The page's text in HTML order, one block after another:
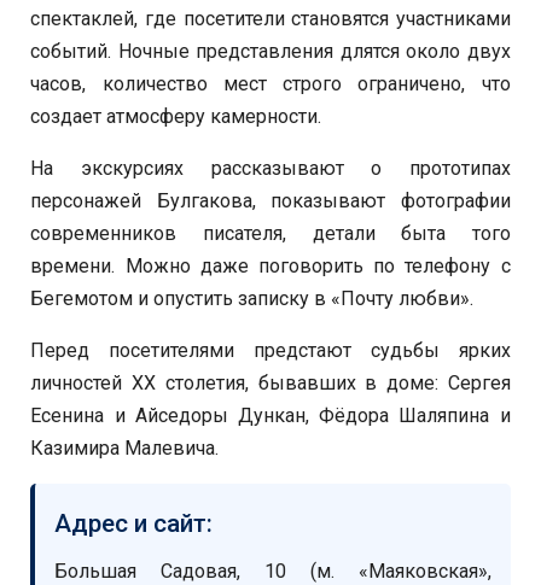
спектаклей, где посетители становятся участниками
событий. Ночные представления длятся около двух
часов, количество мест строго ограничено, что
создает атмосферу камерности.
На экскурсиях рассказывают о прототипах
персонажей Булгакова, показывают фотографии
современников писателя, детали быта того
времени. Можно даже поговорить по телефону с
Бегемотом и опустить записку в «Почту любви».
Перед посетителями предстают судьбы ярких
личностей ХХ столетия, бывавших в доме: Сергея
Есенина и Айседоры Дункан, Фёдора Шаляпина и
Казимира Малевича.
Адрес и сайт:
Большая Садовая, 10 (м. «Маяковская»,